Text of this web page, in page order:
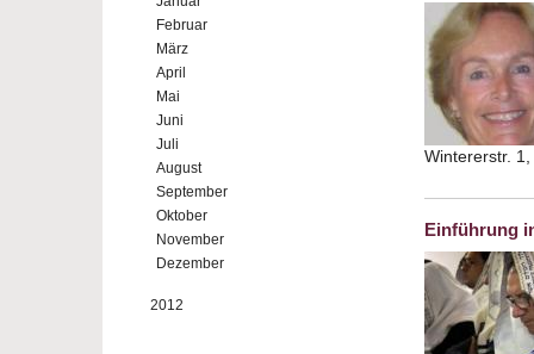
Februar
März
April
Mai
Juni
Juli
August
September
Oktober
November
Dezember
2012
Wintererstr.
Einführung